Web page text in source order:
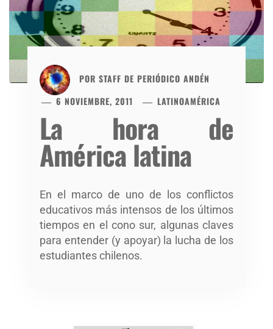
POR STAFF DE PERIÓDICO ANDÉN
6 NOVIEMBRE, 2011
LATINOAMÉRICA
La hora de
América latina
En el marco de uno de los conflictos
educativos más intensos de los últimos
tiempos en el cono sur, algunas claves
para entender (y apoyar) la lucha de los
estudiantes chilenos.